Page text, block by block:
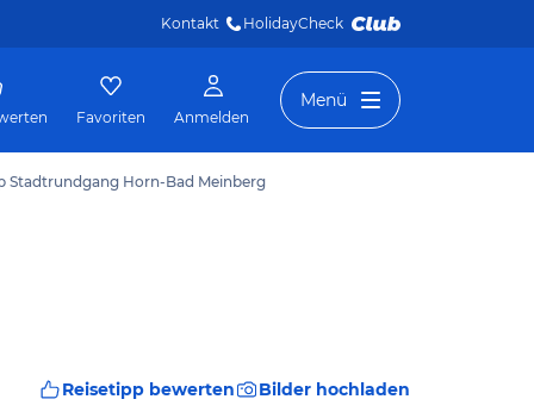
Kontakt HolidayCheck
Favoriten Anmelden
Menü
Stadtrundgang Horn-Bad Meinberg
Reisetipp bewerten Bilder hochladen